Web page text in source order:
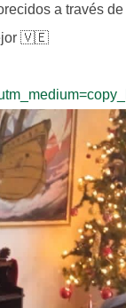
a través
🇻🇪